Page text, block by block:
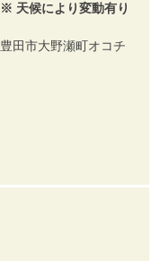
※ 天候により変動有り
豊田市大野瀬町オコチ